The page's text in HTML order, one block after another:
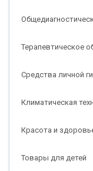
Терапевтическое
Средства личной
Климатическая
Красота и
Товары для детей